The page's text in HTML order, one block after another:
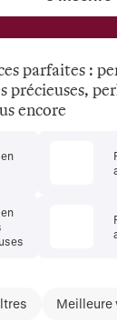
parfaites :
précieuses,
encore
Meilleure